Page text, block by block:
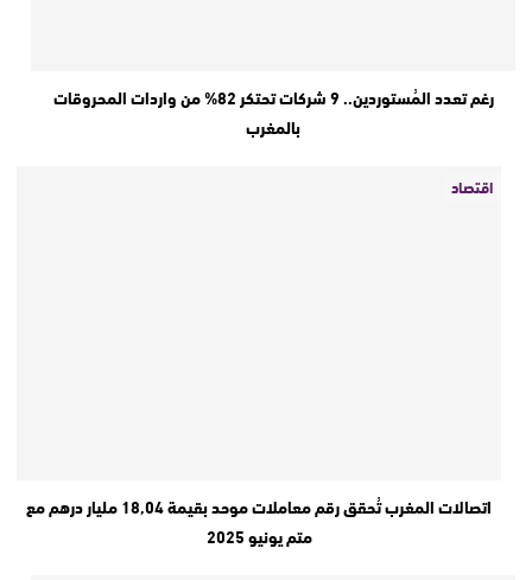
رغم تعدد المُستوردين.. 9 شركات تحتكر 82% من واردات المحروقات
بالمغرب
اقتصاد
اتصالات المغرب تُحقق رقم معاملات موحد بقيمة 18,04 مليار درهم مع
متم يونيو 2025